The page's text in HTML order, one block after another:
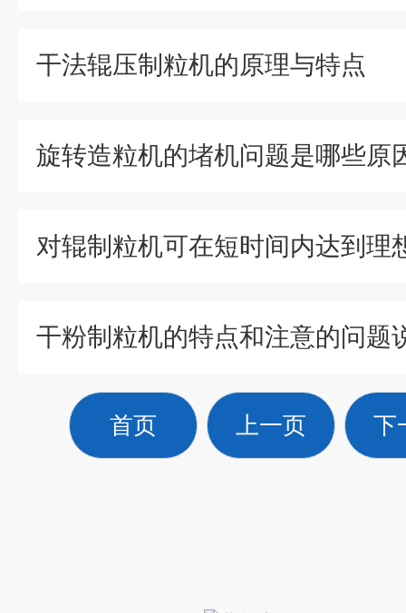
干法辊压制粒机的原理与特点
旋转造粒机的堵机问题是哪些原
对辊制粒机可在短时间内达到理
干粉制粒机的特点和注意的问题
首页 上一页 下